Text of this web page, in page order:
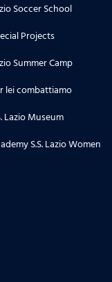
Soccer School
Projects
Summer Camp
lei combattiamo
Lazio Museum
S.S. Lazio Women